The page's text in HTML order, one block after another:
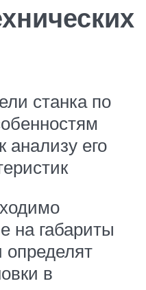
станка по
анализу его
на габариты
в